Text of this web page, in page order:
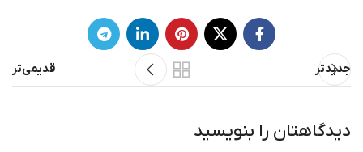
جدیدتر قدیمی‌تر
دیدگاهتان را بنویسید